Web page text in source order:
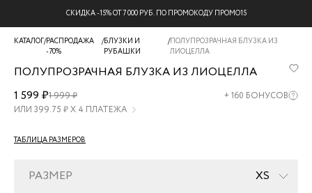
СКИДКА -15% ОТ 7 000 РУБ. ПО ПРОМОКОДУ ПРОМО15
КАТАЛОГ/РАСПРОДАЖА
-70%
/БЛУЗКИ И
РУБАШКИ
/ПОЛУПРОЗРАЧНАЯ БЛУЗКА ИЗ
ЛИОЦЕЛЛА
ПОЛУПРОЗРАЧНАЯ БЛУЗКА ИЗ ЛИОЦЕЛЛА
ZR2607012008-
2
1 599 ₽1 999 ₽ +160 БОНУСОВ
ИЛИ 399.75 ₽ Х 4 ПЛАТЕЖА
ТАБЛИЦА РАЗМЕРОВ
РАЗМЕР XS